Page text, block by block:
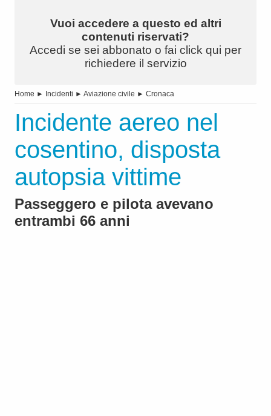
Vuoi accedere a questo ed altri
contenuti riservati?
Accedi se sei abbonato o fai click qui per
richiedere il servizio
Home ► Incidenti ► Aviazione civile ► Cronaca
Incidente aereo nel
cosentino, disposta
autopsia vittime
Passeggero e pilota avevano
entrambi 66 anni